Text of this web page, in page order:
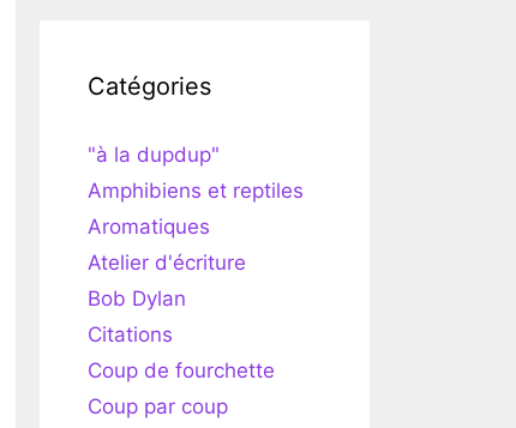
Catégories
"à la dupdup"
Amphibiens et reptiles
Aromatiques
Atelier d'écriture
Bob Dylan
Citations
Coup de fourchette
Coup par coup